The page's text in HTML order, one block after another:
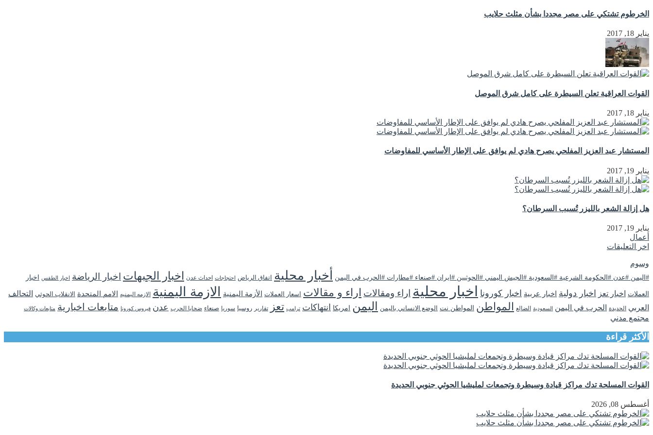
الخرطوم تشتكي على مصر مجددا بشأن مثلث حلايب
يناير 18, 2017
القوات العراقية تعلن السيطرة على كامل شرق الموصل
يناير 18, 2017
المستشار عبد العزيز المفلحي يصرح هادي لم يوافق على الإطار الأساسي للمفاوضات
يناير 19, 2017
هل إزالة الشعر بالليزر تُسبب السرطان؟
يناير 19, 2017
أعمال
اخر التعليقات
وسوم
#اليمن #عدن #الحكومة الشرعية #السعودية #الجيش اليمني #الحوثيين #ايران #صنعاء #مطارات #الحرب في اليمن أخبار محلية اتفاق الرياض احتجاجات احداث عدن اخبار الجبهات اخبار الرياضة اخبار الطقس اخبار
العملات اخبار تعز اخبار دولية اخبار عربية اخبار كورونا اخبار محلية اراء ومقالات اراء و مقالات اسعار العملات الأزمة اليمنية الازمة اليمنية الازمه اليمنيه الامم المتحدة الانقلاب الحوثي التحالف
العربي
الحديدة الحرب في اليمن السعودية الضالع المواطن المواطن نت الوضع الانساني باليمن اليمن امريكا انتهاكات ترامب تعز تقارير روسيا سوريا صنعاء ضحايا الحرب عدن فيروس كورونا متابعات اخبارية متابعات وكالات
مجتمع مدني
الأكثر قراءة
القوات المسلحة تدك مراكز قيادة وسيطرة وتجمعات لمليشيا الحوثي جنوبي الحديدة
أغسطس 08, 2026